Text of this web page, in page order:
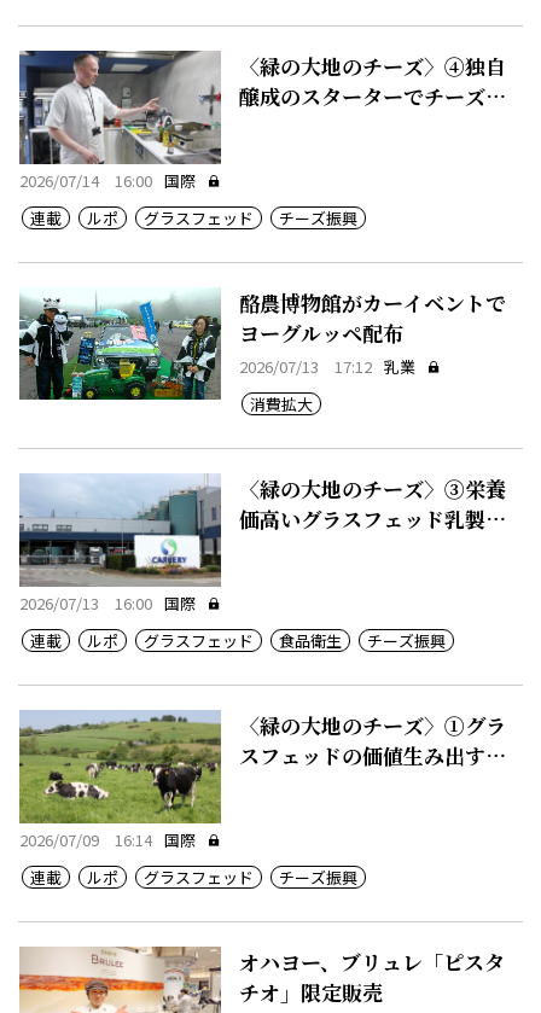
〈緑の大地のチーズ〉④独自
醸成のスターターでチーズに
2026/07/14 16:00 国際
連載
ルポ グラスフェッド チーズ振興
酪農博物館がカーイベントで
ヨーグルッペ配布
2026/07/13 17:12 乳業
消費拡大
〈緑の大地のチーズ〉③栄養
価高いグラスフェッド乳製
2026/07/13 16:00 国際
連載
ルポ グラスフェッド 食品衛生 チーズ振興
〈緑の大地のチーズ〉①グラ
スフェッドの価値生み出す豊
2026/07/09 16:14 国際
連載
ルポ グラスフェッド チーズ振興
オハヨー、ブリュレ「ピスタ
チオ」限定販売